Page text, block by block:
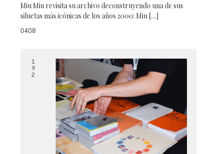
Miu Miu revisita su archivo deconstruyendo una de sus
siluetas más icónicas de los años 2000: Miu […]
0408
1
9
2